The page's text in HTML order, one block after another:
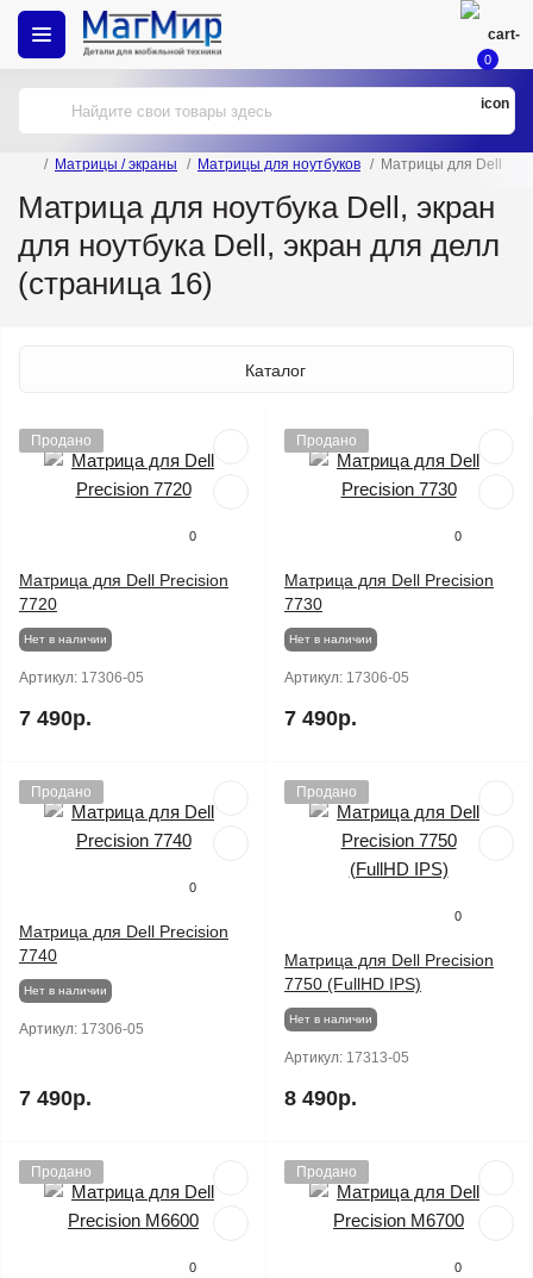
0
Матрицы / экраны Матрицы для ноутбуков Матрицы для Dell
Матрица для ноутбука Dell, экран
для ноутбука Dell, экран для делл
(страница 16)
Каталог
Продано
0
Матрица для Dell Precision
7720
Нет в наличии
Артикул: 17306-05
7 490р.
Продано
0
Матрица для Dell Precision
7730
Нет в наличии
Артикул: 17306-05
7 490р.
Продано
0
Матрица для Dell Precision
7740
Нет в наличии
Артикул: 17306-05
7 490р.
Продано
0
Матрица для Dell Precision
7750 (FullHD IPS)
Нет в наличии
Артикул: 17313-05
8 490р.
Продано
0
Продано
0